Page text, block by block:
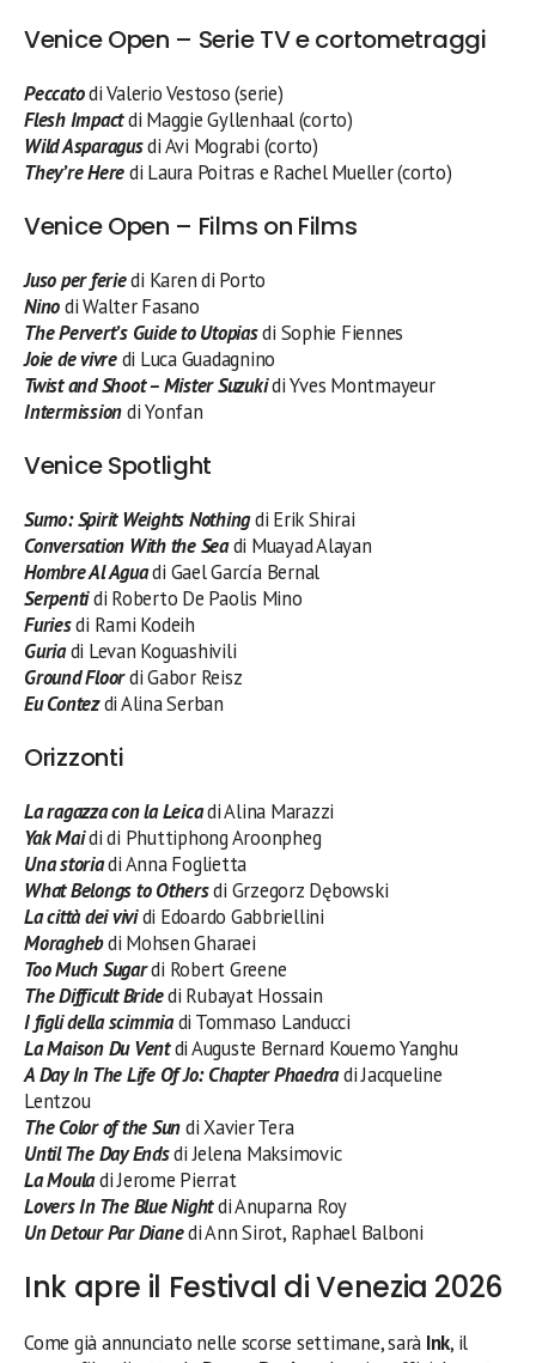
Venice Open – Serie TV e cortometraggi
Peccatodi Valerio Vestoso (serie)
Flesh Impactdi Maggie Gyllenhaal (corto)
Wild Asparagusdi Avi Mograbi (corto)
They’re Heredi Laura Poitras e Rachel Mueller (corto)
Venice Open – Films on Films
Juso per feriedi Karen di Porto
Ninodi Walter Fasano
The Pervert’s Guide to Utopiasdi Sophie Fiennes
Joie de vivredi Luca Guadagnino
Twist and Shoot – Mister Suzukidi Yves Montmayeur
Intermissiondi Yonfan
Venice Spotlight
Sumo: Spirit Weights Nothingdi Erik Shirai
Conversation With the Seadi Muayad Alayan
Hombre Al Aguadi Gael García Bernal
Serpentidi Roberto De Paolis Mino
Furiesdi Rami Kodeih
Guriadi Levan Koguashivili
Ground Floordi Gabor Reisz
Eu Contezdi Alina Serban
Orizzonti
La ragazza con la Leicadi Alina Marazzi
Yak Maidi di Phuttiphong Aroonpheg
Una storiadi Anna Foglietta
What Belongs to Othersdi Grzegorz Dębowski
La città dei vividi Edoardo Gabbriellini
Moraghebdi Mohsen Gharaei
Too Much Sugardi Robert Greene
The Difficult Bridedi Rubayat Hossain
I figli della scimmiadi Tommaso Landucci
La Maison Du Ventdi Auguste Bernard Kouemo Yanghu
A Day In The Life Of Jo: Chapter Phaedradi Jacqueline
Lentzou
The Color of the Sundi Xavier Tera
Until The Day Endsdi Jelena Maksimovic
La Mouladi Jerome Pierrat
Lovers In The Blue Nightdi Anuparna Roy
Un Detour Par Dianedi Ann Sirot, Raphael Balboni
Ink apre il Festival di Venezia 2026
Come già annunciato nelle scorse settimane, sarà Ink, il